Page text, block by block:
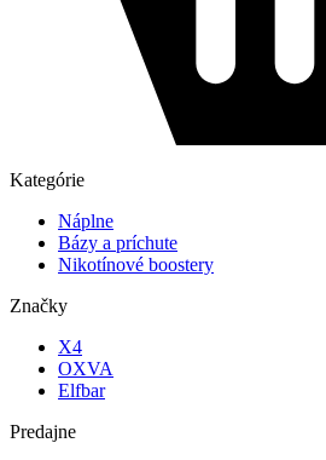
Kategórie
Náplne
Bázy a príchute
Nikotínové boostery
Značky
X4
OXVA
Elfbar
Predajne